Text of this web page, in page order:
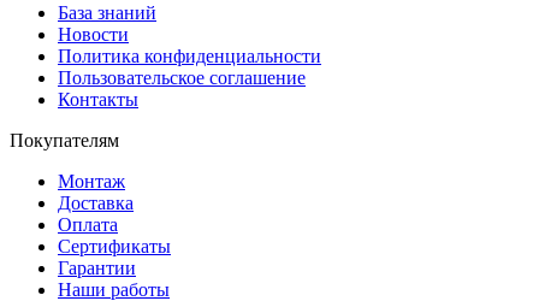
База знаний
Новости
Политика конфиденциальности
Пользовательское соглашение
Контакты
Покупателям
Монтаж
Доставка
Оплата
Сертификаты
Гарантии
Наши работы